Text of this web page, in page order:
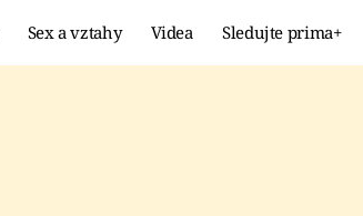
Sex a vztahy Videa Sledujte prima+